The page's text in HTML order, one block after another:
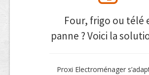
Four, frigo ou télé
panne ? Voici la
Proxi Electroménager